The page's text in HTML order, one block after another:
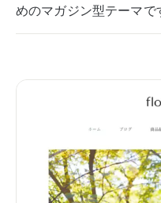
めのマガジン型テーマで